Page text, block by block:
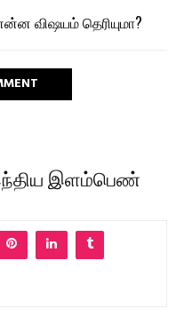
விஷயம் தெரியுமா?
இளம்பெண்